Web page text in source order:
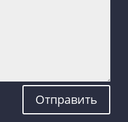
Отправить